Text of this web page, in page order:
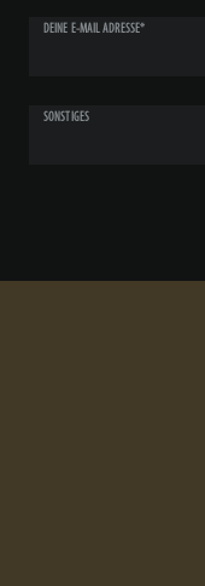
DEINE E-MAIL ADRESSE*
SONSTIGES